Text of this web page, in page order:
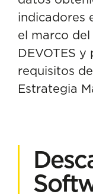
indicadores
el marco
DEVOTES
requisitos
Estrategia